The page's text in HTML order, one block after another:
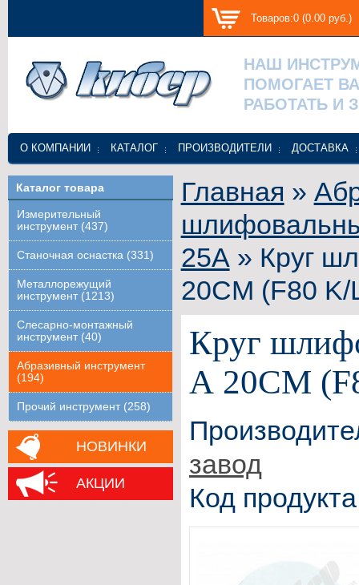
Товаров:0 (0.00 руб.)
НАШ
ПОМОГАЕТ
РАБОТАТЬ И
О КОМПАНИИ КАТАЛОГ ПРОИЗВОДИТЕЛИ ДОСТАВКА
Каталог товара
Измерительный
инструмент (437)
Станочная оснастка (331)
Металлорежущий
инструмент (1213)
Слесарно-монтажный
инструмент (40)
Абразивный инструмент
(194)
Прочий инструмент (258)
НОВИНКИ
АКЦИИ
Главная »
25А » Круг
20СМ (F80 K/
Круг
А 20СМ
завод
Код